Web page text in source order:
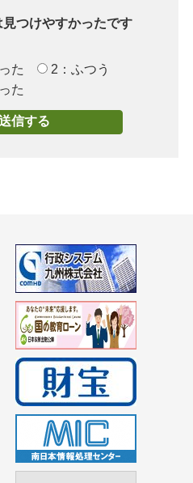
つけやすかったです
た
2：ふつう
た